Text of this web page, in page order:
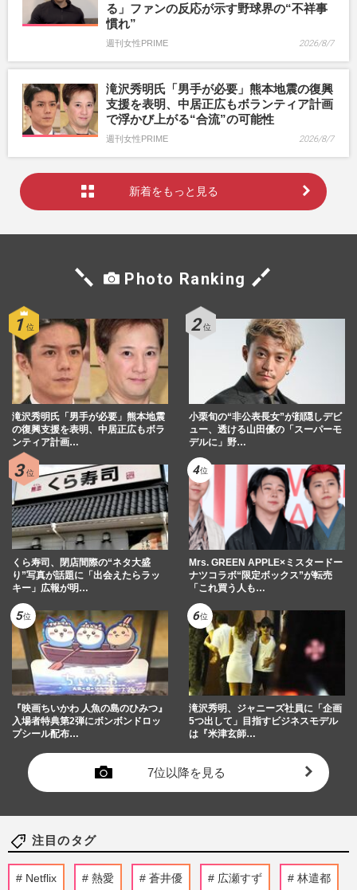
る」ファンの反応が示す野球界の“不祥事
慣れ”
週刊女性PRIME 2026/8/7
滝沢秀明氏「男手が必要」熊本地震の復興
支援を表明、中居正広もボランティア計画
で浮かび上がる“合流”の可能性
週刊女性PRIME 2026/8/7
新着をもっと見る
Photo Ranking
滝沢秀明氏「男手が必要」熊本地震
の復興支援を表明、中居正広もボラ
ンティア計画…
小栗旬の“非公表長女”が顔隠しデビ
ュー、透ける山田優の「スーパーモ
デルに」野…
くら寿司、閉店間際の“ネタ大盛
り”写真が話題に「出会えたらラッ
キー」広報が明…
Mrs. GREEN APPLE×ミスタードー
ナツコラボ“限定ボックス”が転売
「これ買う人も…
『映画ちいかわ 人魚の島のひみつ』
入場者特典第2弾にボンボンドロッ
プシール配布…
滝沢秀明、ジャニーズ社員に「企画
5つ出して」目指すビジネスモデル
は『米津玄師…
7位以降を見る
注目のタグ
Netflix 熱愛 蒼井優 広瀬すず 林遣都